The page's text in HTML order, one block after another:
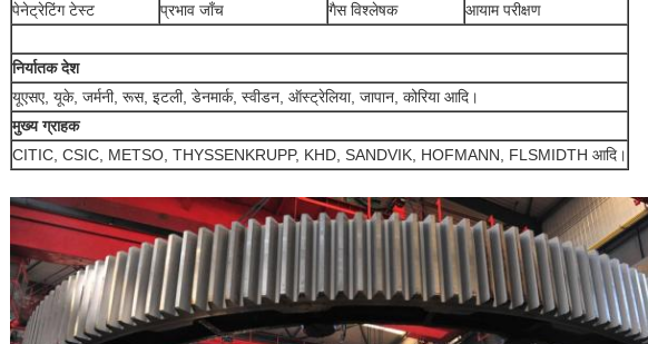
पेनेट्रेटिंग टेस्ट
प्रभाव जाँच गैस विश्लेषक आयाम परीक्षण
निर्यातक देश
यूएसए, यूके, जर्मनी, रूस, इटली, डेनमार्क, स्वीडन, ऑस्ट्रेलिया, जापान, कोरिया आदि।
मुख्य ग्राहक
CITIC, CSIC, METSO, THYSSENKRUPP, KHD, SANDVIK, HOFMANN, FLSMIDTH आदि।